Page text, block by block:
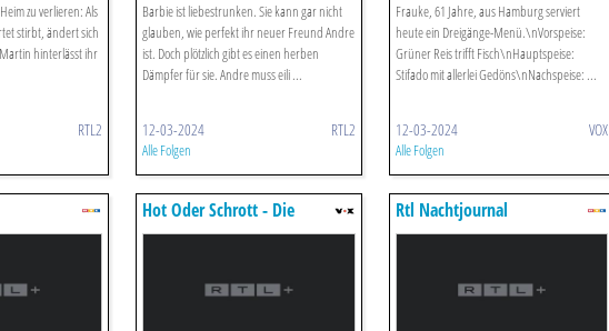
zu verlieren: Als
stirbt, ändert sich
hinterlässt ihr
RTL2
Barbie ist liebestrunken. Sie kann gar nicht
glauben, wie perfekt ihr neuer Freund Andre
ist. Doch plötzlich gibt es einen herben
Dämpfer für sie. Andre muss eili ...
12-03-2024 RTL2
Alle Folgen
Frauke, 61 Jahre, aus Hamburg serviert
heute ein Dreigänge-Menü.\nVorspeise:
Grüner Reis trifft Fisch\nHauptspeise:
Stifado mit allerlei Gedöns\nNachspeise: ...
12-03-2024 VOX
Alle Folgen
Hot Oder Schrott - Die
Allestester
Rtl Nachtjournal